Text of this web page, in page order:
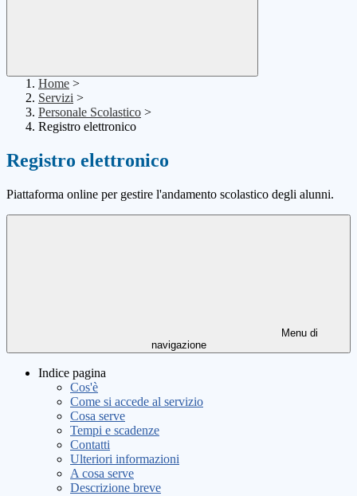
Home >
Servizi >
Personale Scolastico >
Registro elettronico
Registro elettronico
Piattaforma online per gestire l'andamento scolastico degli alunni.
Menu di
navigazione
Indice pagina
Cos'è
Come si accede al servizio
Cosa serve
Tempi e scadenze
Contatti
Ulteriori informazioni
A cosa serve
Descrizione breve